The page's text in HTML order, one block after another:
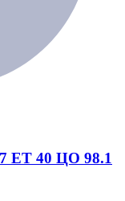
ЕТ 40 ЦО 98.1